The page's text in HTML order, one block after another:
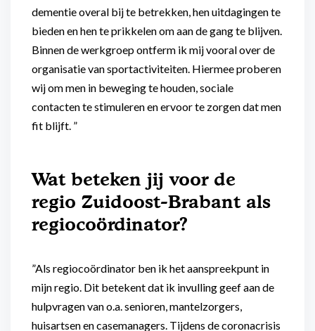
dementie overal bij te betrekken, hen uitdagingen te
bieden en hen te prikkelen om aan de gang te blijven.
Binnen de werkgroep ontferm ik mij vooral over de
organisatie van sportactiviteiten. Hiermee proberen
wij om men in beweging te houden, sociale
contacten te stimuleren en ervoor te zorgen dat men
fit blijft. ”
Wat beteken jij voor de
regio Zuidoost-Brabant als
regiocoördinator?
”Als regiocoördinator ben ik het aanspreekpunt in
mijn regio. Dit betekent dat ik invulling geef aan de
hulpvragen van o.a. senioren, mantelzorgers,
huisartsen en casemanagers. Tijdens de coronacrisis